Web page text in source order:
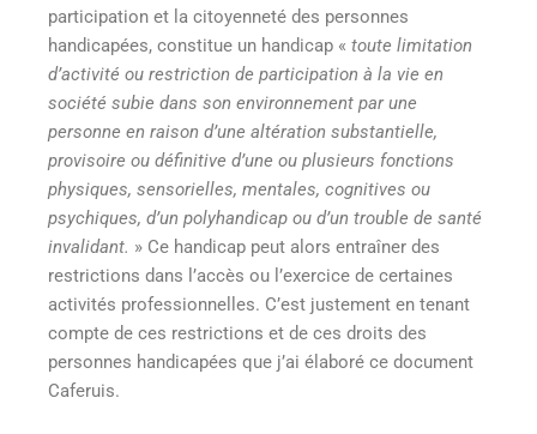
participation et la citoyenneté des personnes
handicapées, constitue un handicap « toute limitation
d’activité ou restriction de participation à la vie en
société subie dans son environnement par une
personne en raison d’une altération substantielle,
provisoire ou définitive d’une ou plusieurs fonctions
physiques, sensorielles, mentales, cognitives ou
psychiques, d’un polyhandicap ou d’un trouble de santé
invalidant. » Ce handicap peut alors entraîner des
restrictions dans l’accès ou l’exercice de certaines
activités professionnelles. C’est justement en tenant
compte de ces restrictions et de ces droits des
personnes handicapées que j’ai élaboré ce document
Caferuis.